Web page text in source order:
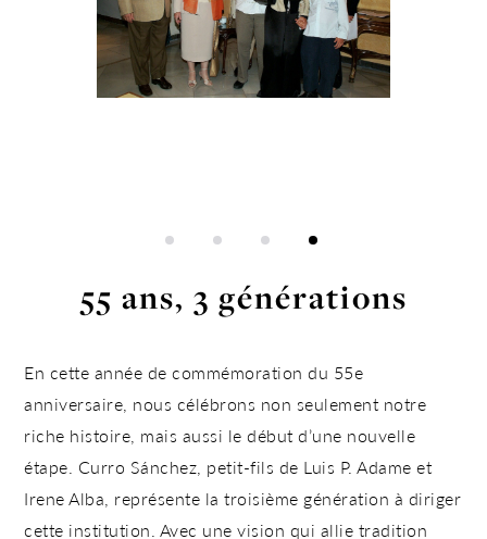
55 ans, 3 générations
En cette année de commémoration du 55e
anniversaire, nous célébrons non seulement notre
riche histoire, mais aussi ledébut d’une nouvelle
étape. Curro Sánchez, petit-fils de Luis P. Adame et
Irene Alba, représente la troisième génération à diriger
cette institution. Avec une vision qui allie tradition